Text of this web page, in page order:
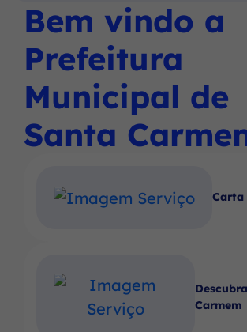
Ir
para
o
rodapé
[alt+4]
Instagram
Facebook
menu
principal
Bem vindo a
Prefeitura
Municipal de
Santa
Carta
Carmem